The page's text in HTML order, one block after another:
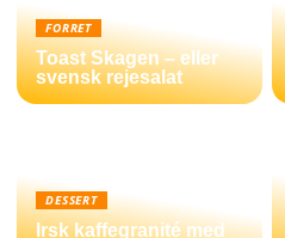
FORRET
Toast Skagen – eller
svensk rejesalat
DESSERT
Irsk kaffegranité med